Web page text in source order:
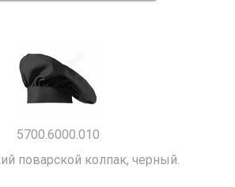
5700.6000.010
поварской колпак, черный.